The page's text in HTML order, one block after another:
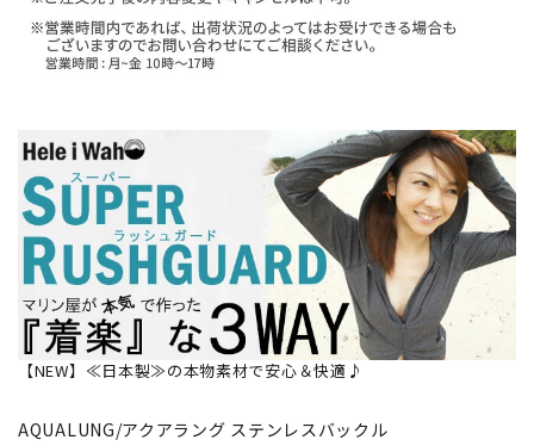
【NEW】≪日本製≫の本物素材で安心＆快適♪
AQUALUNG/アクアラング ステンレスバックル